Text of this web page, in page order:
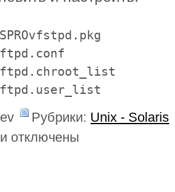
Рубрики: Unix - Solaris
записи
отключены